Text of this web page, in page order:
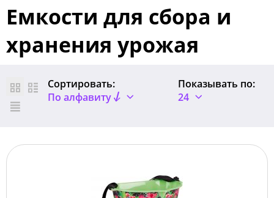
Емкости для сбора и
хранения урожая
Сортировать:
По алфавиту
Показывать по:
24